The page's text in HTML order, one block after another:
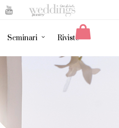
Seminari Riviste